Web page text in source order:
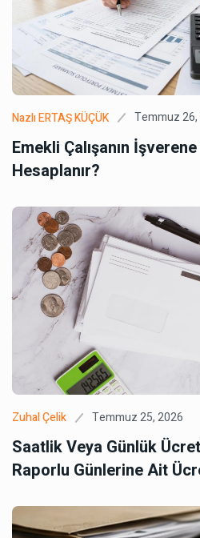
Nazlı ERTAŞ KÜÇÜK Temmuz 26,
Emekli Çalışanın
Hesaplanır?
Zuhal Çelik Temmuz 25, 2026
Saatlik Veya Günlük
Raporlu Günlerine Ait